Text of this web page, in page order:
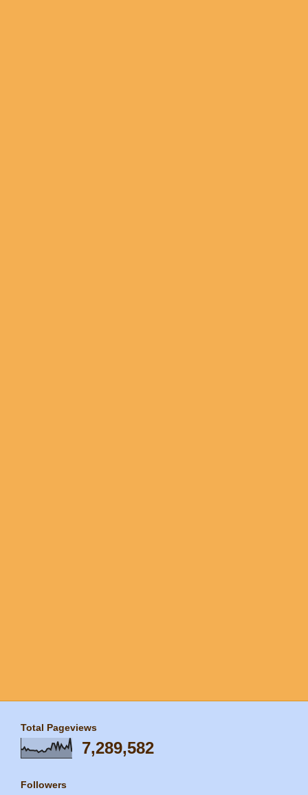
Total Pageviews
7,289,582
Followers